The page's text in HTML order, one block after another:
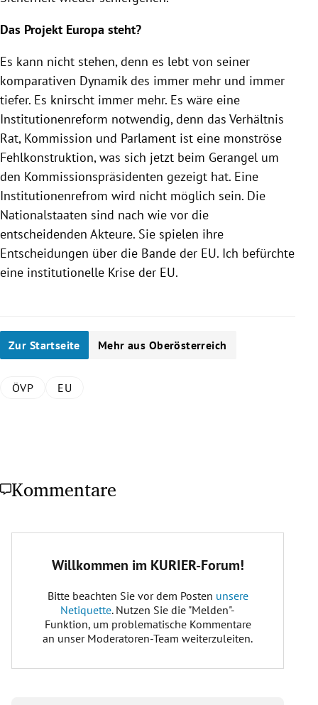
Das Projekt Europa steht?
Es kann nicht stehen, denn es lebt von seiner
komparativen Dynamik des immer mehr und immer
tiefer. Es knirscht immer mehr. Es wäre eine
Institutionenreform notwendig, denn das Verhältnis
Rat, Kommission und Parlament ist eine monströse
Fehlkonstruktion, was sich jetzt beim Gerangel um
den Kommissionspräsidenten gezeigt hat. Eine
Institutionenrefrom wird nicht möglich sein. Die
Nationalstaaten sind nach wie vor die
entscheidenden Akteure. Sie spielen ihre
Entscheidungen über die Bande der EU. Ich befürchte
eine institutionelle Krise der EU.
Zur Startseite Mehr aus Oberösterreich
ÖVP EU
Kommentare